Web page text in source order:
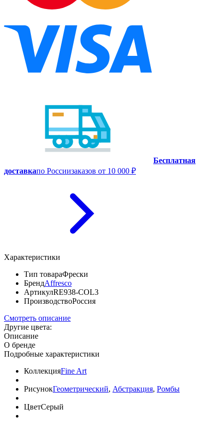
Бесплатная
доставкапо Россиизаказов от 10 000 ₽
Характеристики
Тип товараФрески
БрендAffresco
АртикулRE938-COL3
ПроизводствоРоссия
Смотреть описание
Другие цвета:
Описание
О бренде
Подробные характеристики
КоллекцияFine Art
РисунокГеометрический, Абстракция, Ромбы
ЦветСерый